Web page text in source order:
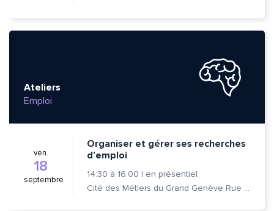
Ateliers
Emploi
ven.
18
septembre
Organiser et gérer ses recherches
d’emploi
14:30 à 16:00 | en présentiel
Cité des Métiers du Grand Genève Rue Prévost-Martin 6 1205 Genève